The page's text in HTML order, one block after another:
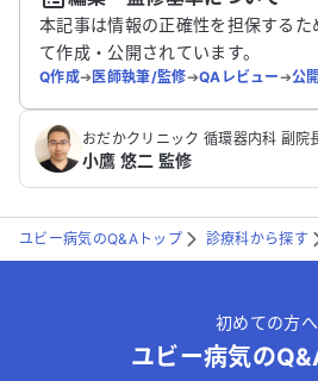
送信する
本記事は情報の正確性を担保する
て作成・公開されています。
Q作成➔医師執筆/監修➔QAレビュー➔公開
おだかクリニック 循環器内科 副院
小鷹 悠二 監修
ユビー病気のQ&Aトップ 診療科から探す
初めての方へ
ユビー病気の